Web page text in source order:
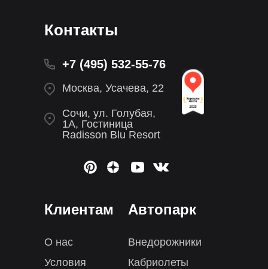
Клиентам
О нас
Условия
Автопарк
Внедорожники
Кабриолеты
Контакты
+7 (495) 532-55-76
Москва, Усачева, 22
Сочи, ул. Голубая,
1А, Гостиница
Radisson Blu Resort